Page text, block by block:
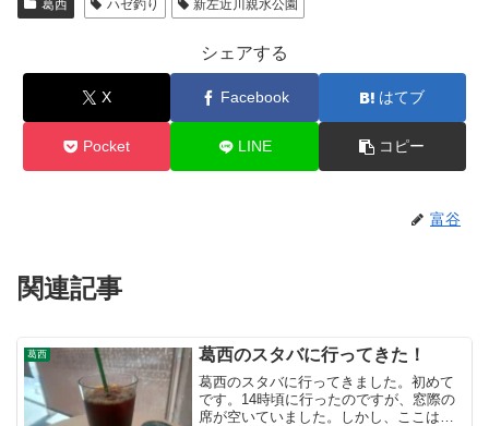
葛西 ハゼ釣り 新左近川親水公園
シェアする
X Facebook はてブ
Pocket LINE コピー
富谷
関連記事
葛西 葛西のスタバに行ってきた！
葛西のスタバに行ってきました。初めて
です。14時頃に行ったのですが、窓際の
席が空いていました。しかし、ここは机